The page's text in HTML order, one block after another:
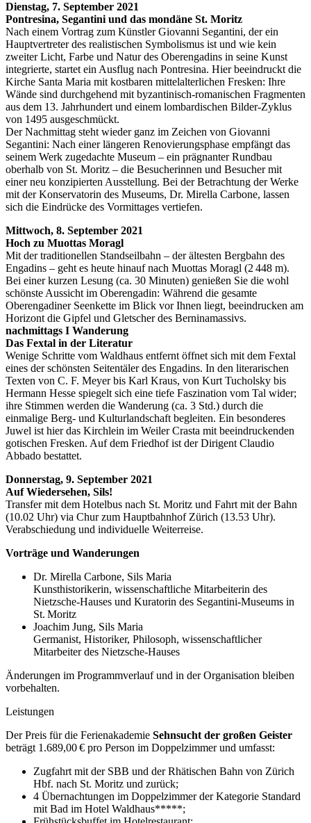
Dienstag, 7. September 2021
Pontresina, Segantini und das mondäne St. Moritz
Nach einem Vortrag zum Künstler Giovanni Segantini, der ein
Hauptvertreter des realistischen Symbolismus ist und wie kein
zweiter Licht, Farbe und Natur des Oberengadins in seine Kunst
integrierte, startet ein Ausflug nach Pontresina. Hier beeindruckt die
Kirche Santa Maria mit kostbaren mittelalterlichen Fresken: Ihre
Wände sind durchgehend mit byzantinisch-romanischen Fragmenten
aus dem 13. Jahrhundert und einem lombardischen Bilder-Zyklus
von 1495 ausgeschmückt.
Der Nachmittag steht wieder ganz im Zeichen von Giovanni
Segantini: Nach einer längeren Renovierungsphase empfängt das
seinem Werk zugedachte Museum – ein prägnanter Rundbau
oberhalb von St. Moritz – die Besucherinnen und Besucher mit
einer neu konzipierten Ausstellung. Bei der Betrachtung der Werke
mit der Konservatorin des Museums, Dr. Mirella Carbone, lassen
sich die Eindrücke des Vormittages vertiefen.
Mittwoch, 8. September 2021
Hoch zu Muottas Moragl
Mit der traditionellen Standseilbahn – der ältesten Bergbahn des
Engadins – geht es heute hinauf nach Muottas Moragl (2 448 m).
Bei einer kurzen Lesung (ca. 30 Minuten) genießen Sie die wohl
schönste Aussicht im Oberengadin: Während die gesamte
Oberengadiner Seenkette im Blick vor Ihnen liegt, beeindrucken am
Horizont die Gipfel und Gletscher des Berninamassivs.
nachmittags I Wanderung
Das Fextal in der Literatur
Wenige Schritte vom Waldhaus entfernt öffnet sich mit dem Fextal
eines der schönsten Seitentäler des Engadins. In den literarischen
Texten von C. F. Meyer bis Karl Kraus, von Kurt Tucholsky bis
Hermann Hesse spiegelt sich eine tiefe Faszination vom Tal wider;
ihre Stimmen werden die Wanderung (ca. 3 Std.) durch die
einmalige Berg- und Kulturlandschaft begleiten. Ein besonderes
Juwel ist hier das Kirchlein im Weiler Crasta mit beeindruckenden
gotischen Fresken. Auf dem Friedhof ist der Dirigent Claudio
Abbado bestattet.
Donnerstag, 9. September 2021
Auf Wiedersehen, Sils!
Transfer mit dem Hotelbus nach St. Moritz und Fahrt mit der Bahn
(10.02 Uhr) via Chur zum Hauptbahnhof Zürich (13.53 Uhr).
Verabschiedung und individuelle Weiterreise.
Vorträge und Wanderungen
Dr. Mirella Carbone, Sils Maria
Kunsthistorikerin, wissenschaftliche Mitarbeiterin des
Nietzsche-Hauses und Kuratorin des Segantini-Museums in
St. Moritz
Joachim Jung, Sils Maria
Germanist, Historiker, Philosoph, wissenschaftlicher
Mitarbeiter des Nietzsche-Hauses
Änderungen im Programmverlauf und in der Organisation bleiben
vorbehalten.
Leistungen
Der Preis für die Ferienakademie Sehnsucht der großen Geister
beträgt 1.689,00 € pro Person im Doppelzimmer und umfasst:
Zugfahrt mit der SBB und der Rhätischen Bahn von Zürich
Hbf. nach St. Moritz und zurück;
4 Übernachtungen im Doppelzimmer der Kategorie Standard
mit Bad im Hotel Waldhaus*****;